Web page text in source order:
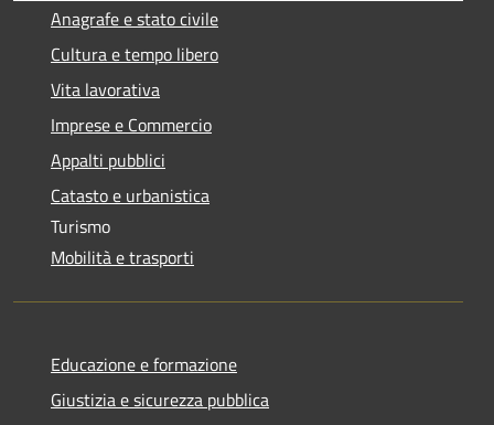
Anagrafe e stato civile
Cultura e tempo libero
Vita lavorativa
Imprese e Commercio
Appalti pubblici
Catasto e urbanistica
Turismo
Mobilità e trasporti
Educazione e formazione
Giustizia e sicurezza pubblica